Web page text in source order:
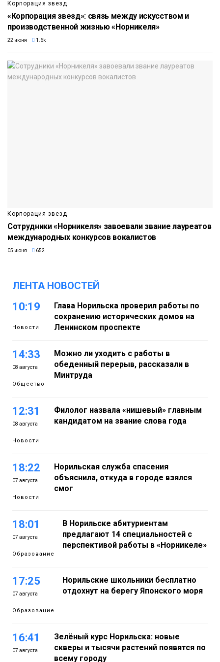
Корпорация звезд
«Корпорация звезд»: связь между искусством и
производственной жизнью «Норникеля»
22 июня 1.6k
Корпорация звезд
Сотрудники «Норникеля» завоевали звание лауреатов
международных конкурсов вокалистов
05 июня 652
ЛЕНТА НОВОСТЕЙ
10:19
Новости
Глава Норильска проверил работы по
сохранению исторических домов на
Ленинском проспекте
14:33
08 августа
Общество
Можно ли уходить с работы в
обеденный перерыв, рассказали в
Минтруда
12:31
08 августа
Новости
Филолог назвала «нишевый» главным
кандидатом на звание слова года
18:22
07 августа
Новости
Норильская служба спасения
объяснила, откуда в городе взялся
смог
18:01
07 августа
Образование
В Норильске абитуриентам
предлагают 14 специальностей с
перспективой работы в «Норникеле»
17:25
07 августа
Образование
Норильские школьники бесплатно
отдохнут на берегу Японского моря
16:41
07 августа
Зелёный курс Норильска: новые
скверы и тысячи растений появятся по
всему городу